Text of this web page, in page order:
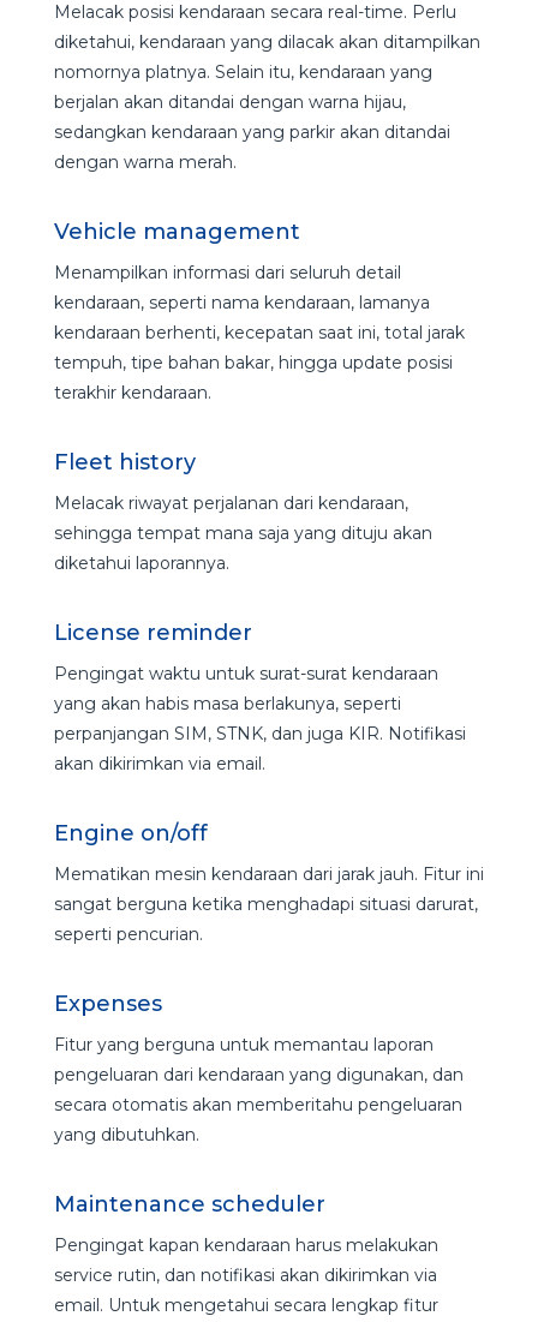
Melacak posisi kendaraan secara real-time. Perlu
diketahui, kendaraan yang dilacak akan ditampilkan
nomornya platnya. Selain itu, kendaraan yang
berjalan akan ditandai dengan warna hijau,
sedangkan kendaraan yang parkir akan ditandai
dengan warna merah.
Vehicle management
Menampilkan informasi dari seluruh detail
kendaraan, seperti nama kendaraan, lamanya
kendaraan berhenti, kecepatan saat ini, total jarak
tempuh, tipe bahan bakar, hingga update posisi
terakhir kendaraan.
Fleet history
Melacak riwayat perjalanan dari kendaraan,
sehingga tempat mana saja yang dituju akan
diketahui laporannya.
License reminder
Pengingat waktu untuk surat-surat kendaraan
yang akan habis masa berlakunya, seperti
perpanjangan SIM, STNK, dan juga KIR. Notifikasi
akan dikirimkan via email.
Engine on/off
Mematikan mesin kendaraan dari jarak jauh. Fitur ini
sangat berguna ketika menghadapi situasi darurat,
seperti pencurian.
Expenses
Fitur yang berguna untuk memantau laporan
pengeluaran dari kendaraan yang digunakan, dan
secara otomatis akan memberitahu pengeluaran
yang dibutuhkan.
Maintenance scheduler
Pengingat kapan kendaraan harus melakukan
service rutin, dan notifikasi akan dikirimkan via
email. Untuk mengetahui secara lengkap fitur